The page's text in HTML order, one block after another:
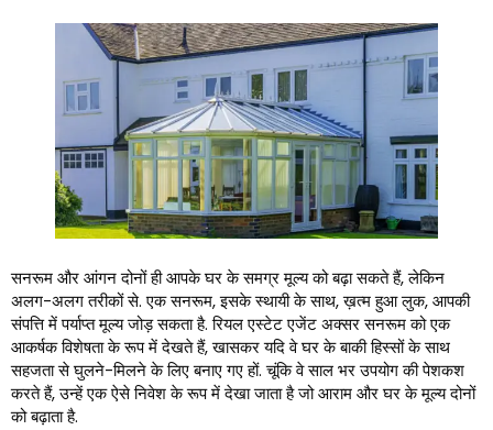
सनरूम और आंगन दोनों ही आपके घर के समग्र मूल्य को बढ़ा सकते हैं, लेकिन
अलग-अलग तरीकों से. एक सनरूम, इसके स्थायी के साथ, ख़त्म हुआ लुक, आपकी
संपत्ति में पर्याप्त मूल्य जोड़ सकता है. रियल एस्टेट एजेंट अक्सर सनरूम को एक
आकर्षक विशेषता के रूप में देखते हैं, खासकर यदि वे घर के बाकी हिस्सों के साथ
सहजता से घुलने-मिलने के लिए बनाए गए हों. चूंकि वे साल भर उपयोग की पेशकश
करते हैं, उन्हें एक ऐसे निवेश के रूप में देखा जाता है जो आराम और घर के मूल्य दोनों
को बढ़ाता है.